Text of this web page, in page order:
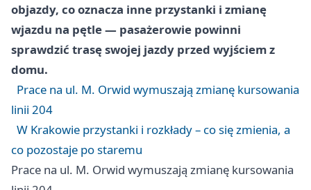
objazdy, co oznacza inne przystanki i zmianę
wjazdu na pętle — pasażerowie powinni
sprawdzić trasę swojej jazdy przed wyjściem z
domu.
Prace na ul. M. Orwid wymuszają zmianę kursowania
linii 204
W Krakowie przystanki i rozkłady – co się zmienia, a
co pozostaje po staremu
Prace na ul. M. Orwid wymuszają zmianę kursowania